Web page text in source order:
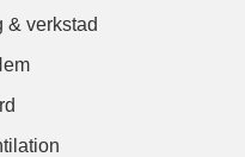
& verkstad